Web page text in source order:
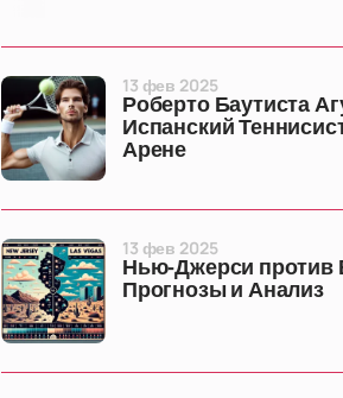
Роберто Баутиста
Испанский
Арене
13 фев 2025
Нью-Джерси против
Прогнозы и Анализ
13 фев 2025